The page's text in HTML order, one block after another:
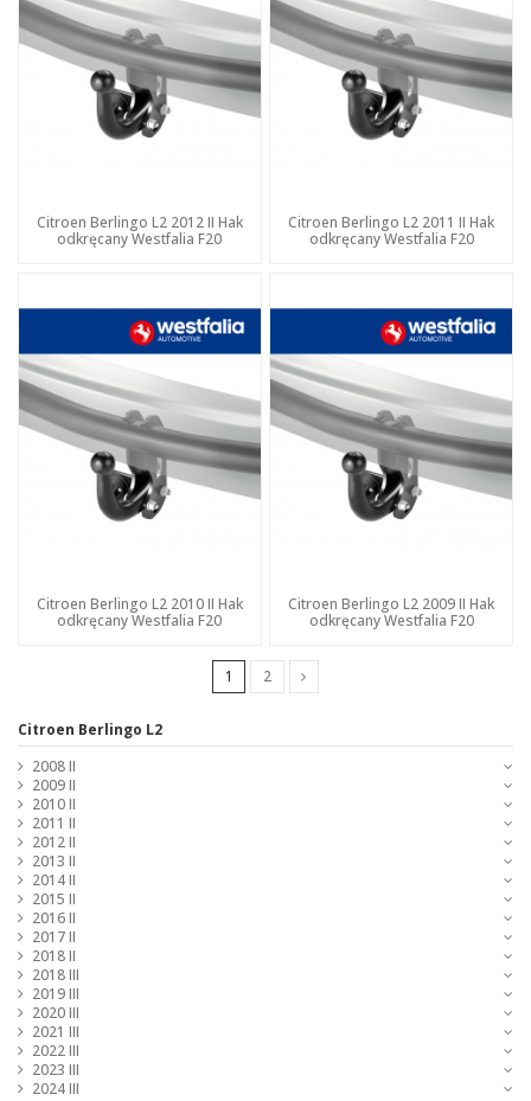
Citroen Berlingo L2 2012 II Hak
odkręcany Westfalia F20
Citroen Berlingo L2 2011 II Hak
odkręcany Westfalia F20
Citroen Berlingo L2 2010 II Hak
odkręcany Westfalia F20
Citroen Berlingo L2 2009 II Hak
odkręcany Westfalia F20
1 2
Citroen Berlingo L2
2008 II
2009 II
2010 II
2011 II
2012 II
2013 II
2014 II
2015 II
2016 II
2017 II
2018 II
2018 III
2019 III
2020 III
2021 III
2022 III
2023 III
2024 III